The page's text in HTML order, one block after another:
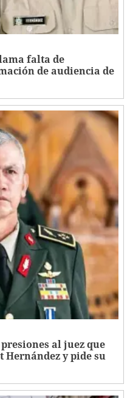
falta de
de audiencia de
al juez que
Hernández y pide su